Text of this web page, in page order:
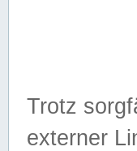
Trotz
externer